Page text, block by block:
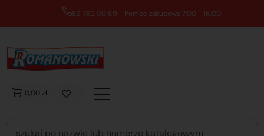
89 762 00 69 - Pomoc zakupowa 7:00 - 16:00
0,00 zł